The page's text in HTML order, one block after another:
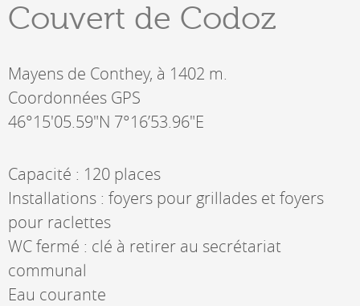
Couvert de Codoz
Mayens de Conthey, à 1402 m.
Coordonnées GPS
46°15'05.59"N 7°16’53.96"E
Capacité : 120 places
Installations : foyers pour grillades et foyers
pour raclettes
WC fermé : clé à retirer au secrétariat
communal
Eau courante